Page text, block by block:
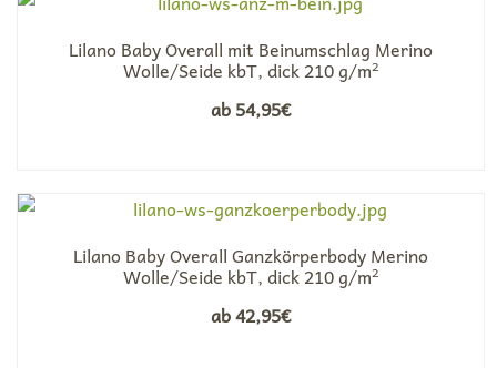
Lilano Baby Overall mit Beinumschlag Merino
Wolle/Seide kbT, dick 210 g/m²
ab54,95€
Lilano Baby Overall Ganzkörperbody Merino
Wolle/Seide kbT, dick 210 g/m²
ab42,95€